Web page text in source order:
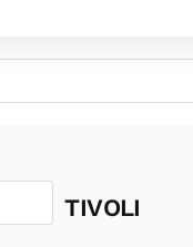
TIVOLI